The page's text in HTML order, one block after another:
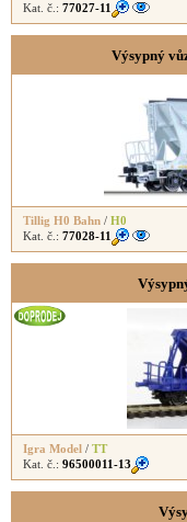
Kat. č.: 77027-11
Výsypný
Tillig H0 Bahn / H0
Kat. č.: 77028-11
Igra Model / TT
Kat. č.: 96500011-13